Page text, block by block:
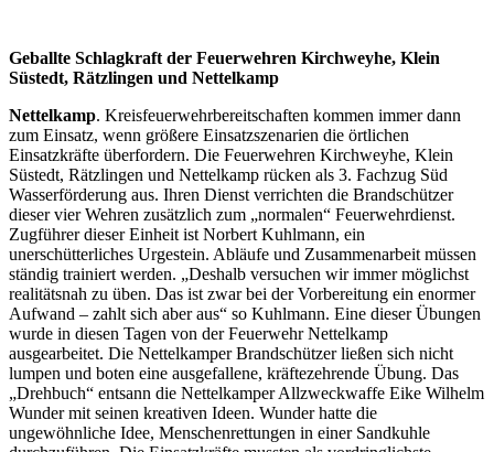
Geballte Schlagkraft der Feuerwehren Kirchweyhe, Klein
Süstedt, Rätzlingen und Nettelkamp
Nettelkamp. Kreisfeuerwehrbereitschaften kommen immer dann
zum Einsatz, wenn größere Einsatzszenarien die örtlichen
Einsatzkräfte überfordern. Die Feuerwehren Kirchweyhe, Klein
Süstedt, Rätzlingen und Nettelkamp rücken als 3. Fachzug Süd
Wasserförderung aus. Ihren Dienst verrichten die Brandschützer
dieser vier Wehren zusätzlich zum „normalen“ Feuerwehrdienst.
Zugführer dieser Einheit ist Norbert Kuhlmann, ein
unerschütterliches Urgestein. Abläufe und Zusammenarbeit müssen
ständig trainiert werden. „Deshalb versuchen wir immer möglichst
realitätsnah zu üben. Das ist zwar bei der Vorbereitung ein enormer
Aufwand – zahlt sich aber aus“ so Kuhlmann. Eine dieser Übungen
wurde in diesen Tagen von der Feuerwehr Nettelkamp
ausgearbeitet. Die Nettelkamper Brandschützer ließen sich nicht
lumpen und boten eine ausgefallene, kräftezehrende Übung. Das
„Drehbuch“ entsann die Nettelkamper Allzweckwaffe Eike Wilhelm
Wunder mit seinen kreativen Ideen. Wunder hatte die
ungewöhnliche Idee, Menschenrettungen in einer Sandkuhle